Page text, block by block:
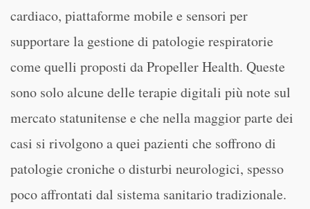
cardiaco, piattaforme mobile e sensori per
supportare la gestione di patologie respiratorie
come quelli proposti da Propeller Health. Queste
sono solo alcune delle terapie digitali più note sul
mercato statunitense e che nella maggior parte dei
casi si rivolgono a quei pazienti che soffrono di
patologie croniche o disturbi neurologici, spesso
poco affrontati dal sistema sanitario tradizionale.